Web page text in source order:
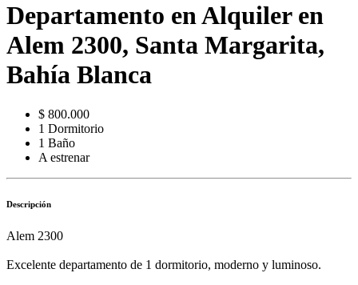
Departamento en Alquiler en
Alem 2300, Santa Margarita,
Bahía Blanca
$ 800.000
1 Dormitorio
1 Baño
A estrenar
Descripción
Alem 2300
Excelente departamento de 1 dormitorio, moderno y luminoso.